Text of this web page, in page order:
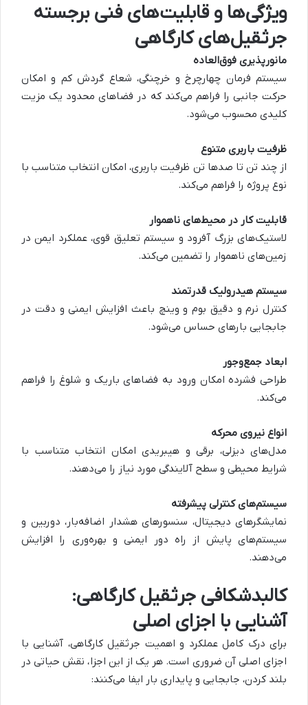
ویژگی‌ها و قابلیت‌های فنی برجسته
جرثقیل‌های کارگاهی
مانورپذیری فوق‌العاده
سیستم فرمان چهارچرخ و خرچنگی، شعاع گردش کم و امکان
حرکت جانبی را فراهم می‌کند که در فضاهای محدود یک مزیت
کلیدی محسوب می‌شود.
ظرفیت باربری متنوع
از چند تن تا صدها تن ظرفیت باربری، امکان انتخاب متناسب با
نوع پروژه را فراهم می‌کند.
قابلیت کار در محیط‌های ناهموار
لاستیک‌های بزرگ آفرود و سیستم تعلیق قوی، عملکرد ایمن در
زمین‌های ناهموار را تضمین می‌کند.
سیستم هیدرولیک قدرتمند
کنترل نرم و دقیق بوم و وینچ باعث افزایش ایمنی و دقت در
جابجایی بارهای حساس می‌شود.
ابعاد جمع‌وجور
طراحی فشرده امکان ورود به فضاهای باریک و شلوغ را فراهم
می‌کند.
انواع نیروی محرکه
مدل‌های دیزلی، برقی و هیبریدی امکان انتخاب متناسب با
شرایط محیطی و سطح آلایندگی مورد نیاز را می‌دهند.
سیستم‌های کنترلی پیشرفته
نمایشگرهای دیجیتال، سنسورهای هشدار اضافه‌بار، دوربین و
سیستم‌های پایش از راه دور ایمنی و بهره‌وری را افزایش
می‌دهند.
کالبدشکافی جرثقیل کارگاهی:
آشنایی با اجزای اصلی
برای درک کامل عملکرد و اهمیت جرثقیل کارگاهی، آشنایی با
اجزای اصلی آن ضروری است. هر یک از این اجزا، نقش حیاتی در
بلند کردن، جابجایی و پایداری بار ایفا می‌کنند: